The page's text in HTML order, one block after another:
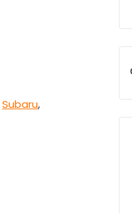
Subaru,